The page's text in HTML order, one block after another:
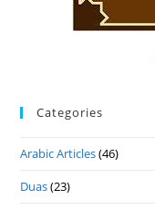
Categories
Arabic Articles(46)
Duas(23)